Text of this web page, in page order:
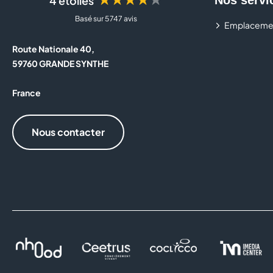
Basé sur 5 747 avis
Route Nationale 40,
59760 GRANDE SYNTHE
France
Nous contacter